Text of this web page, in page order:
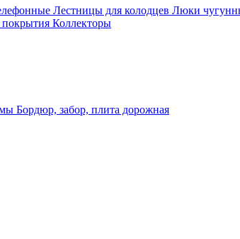
Лестницы для колодцев Люки
Коллекторы
Бордюр, забор, плита дорожная